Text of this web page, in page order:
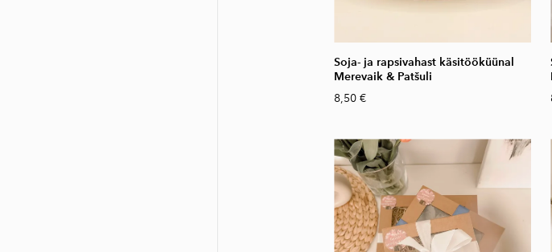
Soja- ja rapsivahast käsitööküünal
Merevaik & Patšuli
8,50 €